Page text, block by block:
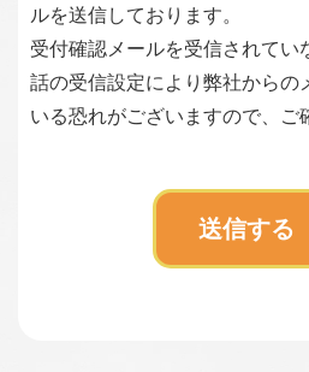
ルを送信しております。
受付確認メールを受信されてい
話の受信設定により弊社からの
いる恐れがございますので、ご